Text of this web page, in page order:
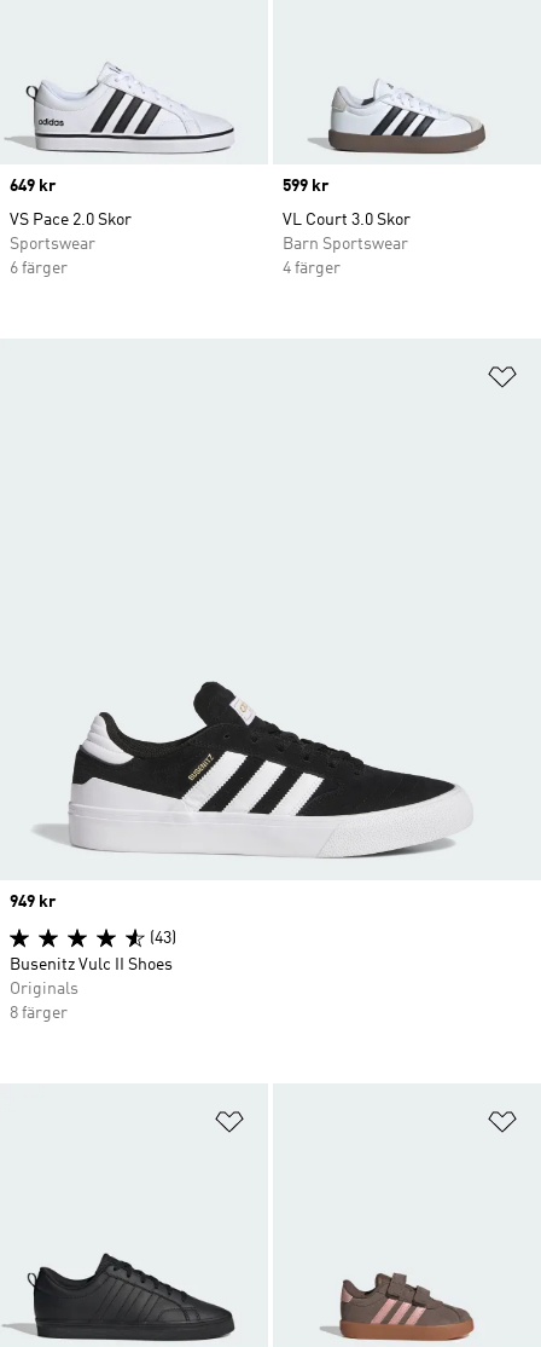
Price
649 kr
VS Pace 2.0 Skor
Sportswear
6 färger
Price
599 kr
VL Court 3.0 Skor
Barn Sportswear
4 färger
Price
949 kr
(43)
Busenitz Vulc II Shoes
Originals
8 färger